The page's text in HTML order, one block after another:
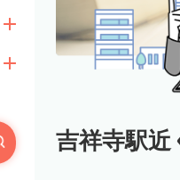
吉祥寺駅近